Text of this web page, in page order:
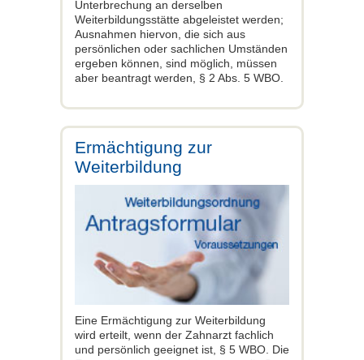
Unterbrechung an derselben
Weiterbildungsstätte abgeleistet werden;
Ausnahmen hiervon, die sich aus
persönlichen oder sachlichen Umständen
ergeben können, sind möglich, müssen
aber beantragt werden, § 2 Abs. 5 WBO.
Ermächtigung zur
Weiterbildung
Eine Ermächtigung zur Weiterbildung
wird erteilt, wenn der Zahnarzt fachlich
und persönlich geeignet ist, § 5 WBO. Die